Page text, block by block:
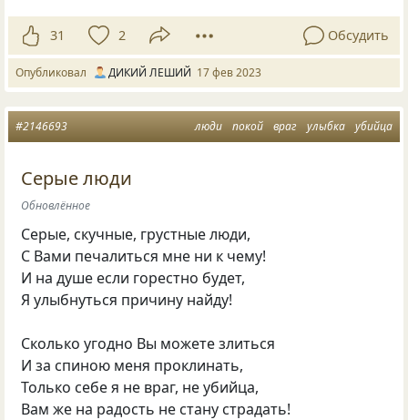
31 2 Обсудить
Опубликовал ДИКИЙ ЛЕШИЙ 17 фев 2023
люди покой враг улыбка убийца
#2146693
Серые люди
Обновлённое
Серые, скучные, грустные люди,
С Вами печалиться мне ни к чему!
И на душе если горестно будет,
Я улыбнуться причину найду!
Сколько угодно Вы можете злиться
И за спиною меня проклинать,
Только себе я не враг, не убийца,
Вам же на радость не стану страдать!